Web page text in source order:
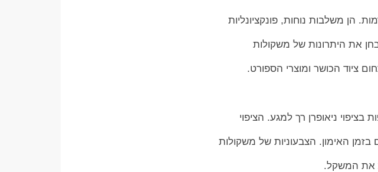
הן משלבות נוחות, פונקציונליות
את היתרונות של משקולות
ציוד הכושר ומוצרי הספורט.
ניאופרן רך למגע. הציפוי
בזמן האימון. הצבעוניות של משקולות
את המשקל.